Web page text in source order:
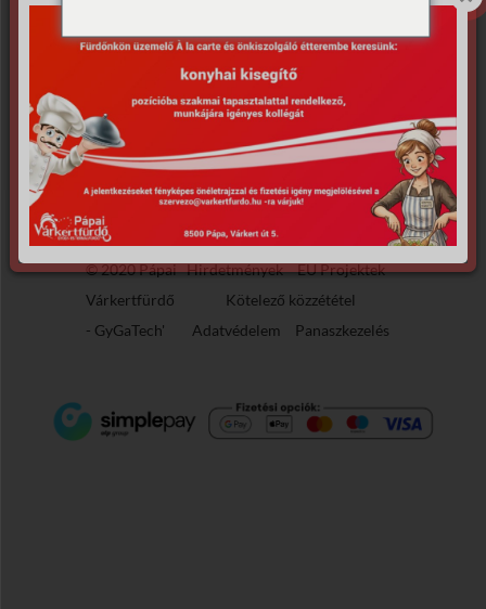
Nincs találat.
Sajnáljuk, de nem található, amit keresett.
© 2020 Pápai
Várkertfürdő
- GyGaTech'
Hirdetmények
EU Projektek
Kötelező közzététel
Adatvédelem
Panaszkezelés